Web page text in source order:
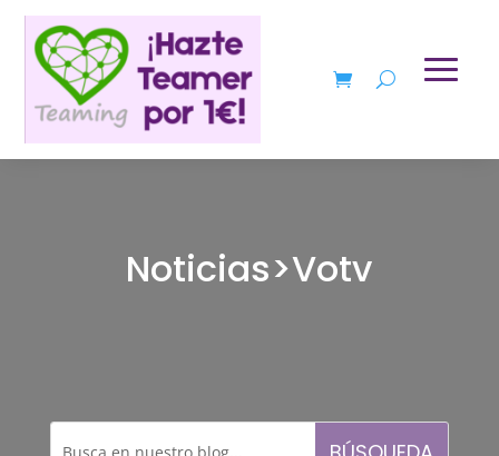
Noticias>Votv